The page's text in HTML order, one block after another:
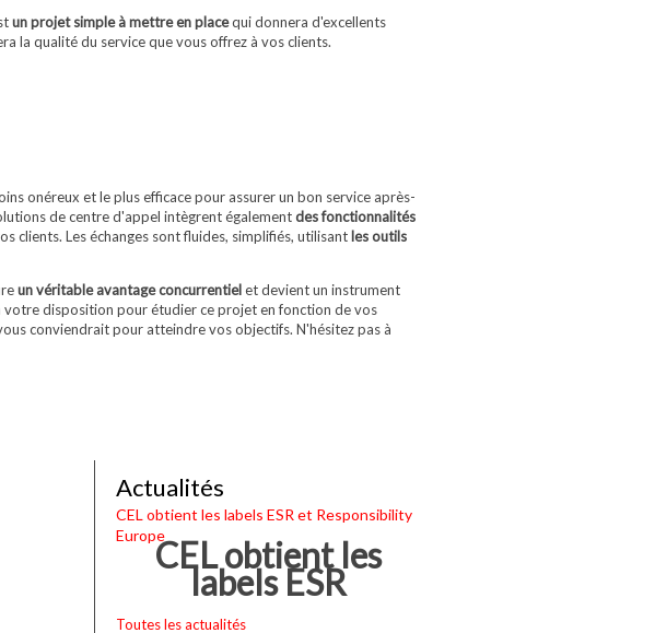
un projet simple à mettre en placequi donnera d'excellents
la qualité du service que vous offrez à vos clients.
onéreux et le plus efficace pour assurer un bon service après-
de centre d'appel intègrent égalementdes fonctionnalités
clients. Les échanges sont fluides, simplifiés, utilisant les outils
un véritable avantage concurrentielet devient un instrument
disposition pour étudier ce projet en fonction de vos
conviendrait pour atteindre vos objectifs. N'hésitez pas à
Actualités
CEL obtient les labels ESR et Responsibility
EuropeCEL obtient les
labels ESR
Toutes les actualités